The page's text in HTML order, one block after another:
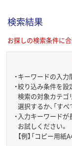
検索結果
お探しの検索条件に
・キーワードの入力
・絞り込み条件を設
検索の対象カテゴ
選択するか、「す
・ 入力キーワードが
お試しください。
【例】「コピー用